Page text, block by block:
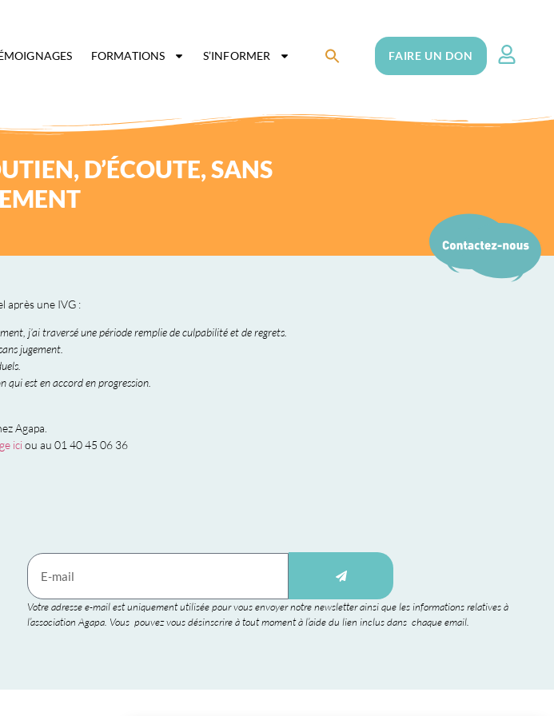
FORMATIONS S’INFORMER
Search
Search Button
FAIRE UN DON
D’ÉCOUTE, SANS
après une IVG :
j’ai traversé une période remplie de culpabilité et de regrets.
jugement.
qui est en accord en progression.
Agapa.
iciou au 01 40 45 06 36
Votre adresse e-mail est uniquement utilisée pour vous envoyer notre newsletter ainsi que les informations relatives à
l’association Agapa. Vous pouvez vous désinscrire à tout moment à l’aide du lien inclus dans chaque email.